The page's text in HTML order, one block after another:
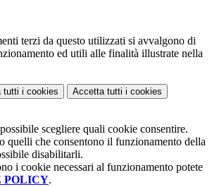
terzi da questo utilizzati si avvalgono di
ed utili alle finalità illustrate nella
tutti i cookies Accetta tutti i cookies
scegliere quali cookie consentire.
quelli che consentono il funzionamento della
disabilitarli.
i cookie necessari al funzionamento potete
POLICY.